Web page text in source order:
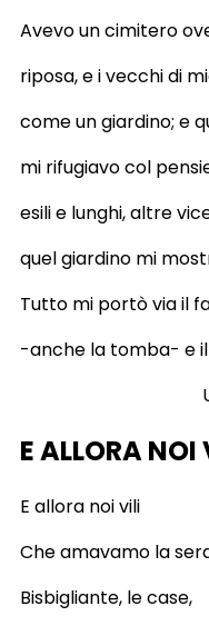
Avevo un cimitero
riposa, e i vecchi di
come un giardino; e
mi rifugiavo col
esili e lunghi, altre
quel giardino mi
Tutto mi portò via il
-anche la tomba- e
E ALLORA NOI
E allora noi vili
Che amavamo la
Bisbigliante, le case,